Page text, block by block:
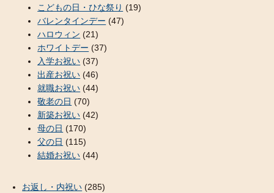
こどもの日・ひな祭り (19)
バレンタインデー (47)
ハロウィン (21)
ホワイトデー (37)
入学お祝い (37)
出産お祝い (46)
就職お祝い (44)
敬老の日 (70)
新築お祝い (42)
母の日 (170)
父の日 (115)
結婚お祝い (44)
お返し・内祝い (285)